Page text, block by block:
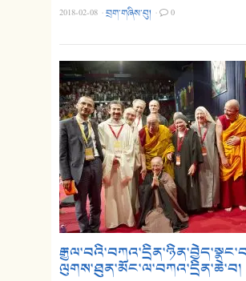
2018-02-08 ·བྲག་གཞིས་བུ། · 0
ལུགས་ཐུན་མོང་ལ་བཀའ་དྲིན་ཆེ་བ།